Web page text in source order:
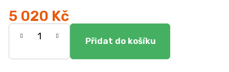
5 020 Kč
Měrná
20